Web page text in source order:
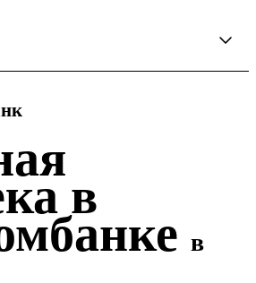
в
в